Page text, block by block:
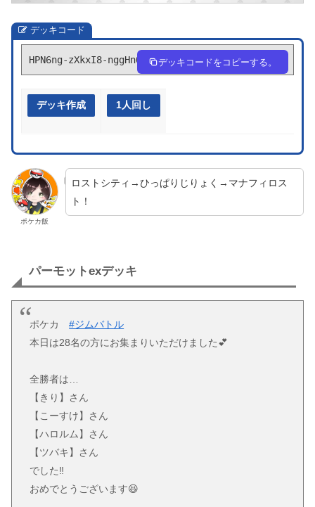
デッキコード
HPN6ng-zXkxI8-nggHnQ デッキコードをコピーする。
デッキ作成 1人回し
ポケカ飯
ロストシティ→ひっぱりじりょく→マナフィロス
ト！
パーモットexデッキ
ポケカ#ジムバトル
本日は28名の方にお集まりいただけました💕
全勝者は…
【きり】さん
【こーすけ】さん
【ハロルム】さん
【ツバキ】さん
でした‼️
おめでとうございます😆